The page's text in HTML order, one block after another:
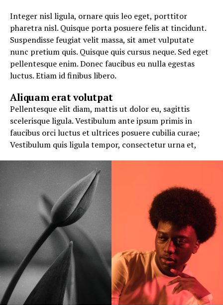
Integer nisl ligula, ornare quis leo eget, porttitor
pharetra nisl. Quisque porta posuere felis at tincidunt.
Suspendisse feugiat velit massa, sit amet vulputate
nunc pretium quis. Quisque quis cursus neque. Sed eget
pellentesque enim. Donec faucibus eu nulla egestas
luctus. Etiam id finibus libero.
Aliquam erat volutpat
Pellentesque elit diam, mattis ut dolor eu, sagittis
scelerisque ligula. Vestibulum ante ipsum primis in
faucibus orci luctus et ultrices posuere cubilia curae;
Vestibulum quis ligula tempor, consectetur urna et,